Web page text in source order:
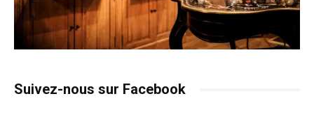
Suivez-nous sur Facebook